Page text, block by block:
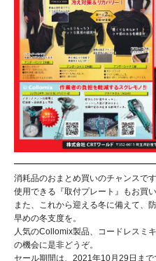
消耗品のおまとめ買いのチャンスで
使用できる『取付プレート』もお買い
また、これから迎える冬に備えて、
早めの冬支度を。
人気のCollomix製品、コードレスミ
の機会に是非どうぞ。
セール期間は、2021年10月29日まで